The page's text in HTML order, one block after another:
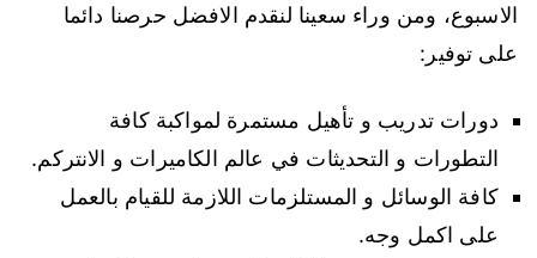
الاسبوع، ومن وراء سعينا لنقدم الافضل حرصنا دائما
على توفير:
دورات تدريب و تأهيل مستمرة لمواكبة كافة
التطورات و التحديثات في عالم الكاميرات و الانتركم.
كافة الوسائل و المستلزمات اللازمة للقيام بالعمل
على اكمل وجه.